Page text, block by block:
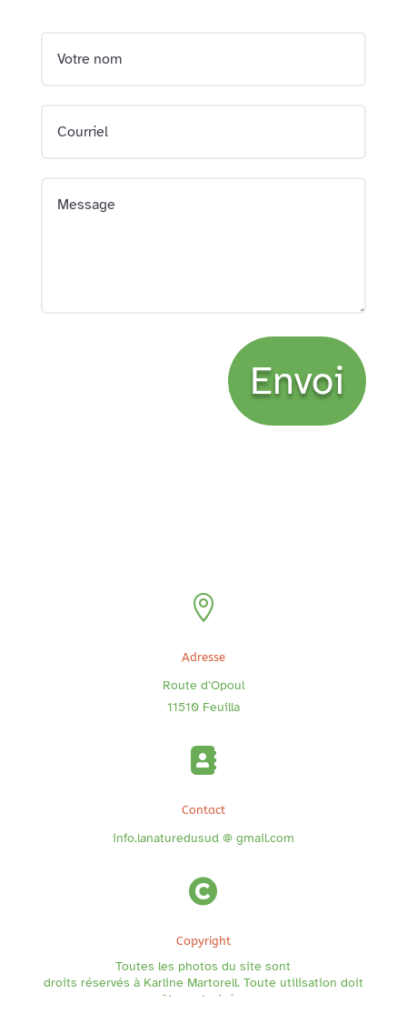
Envoi

Adresse
Route d’Opoul
11510 Feuilla

Contact
info.lanaturedusud @ gmail.com

Copyright
Toutes les photos du site sont
droits réservés à Karline Martorell. Toute utilisation doit
être autorisée.